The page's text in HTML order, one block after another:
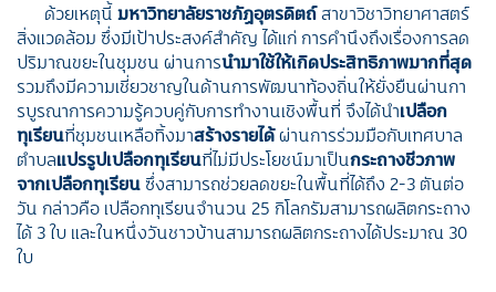
ด้วยเหตุนี้ มหาวิทยาลัยราชภัฏอุตรดิตถ์สาขาวิชาวิทยาศาสตร์
สิ่งแวดล้อม ซึ่งมีเป้าประสงค์สำคัญ ได้แก่ การคำนึงถึงเรื่องการลด
ปริมาณขยะในชุมชน ผ่านการนำมาใช้ให้เกิดประสิทธิภาพมากที่สุด
รวมถึงมีความเชี่ยวชาญในด้านการพัฒนาท้องถิ่นให้ยั่งยืนผ่านกา
รบูรณาการความรู้ควบคู่กับการทำงานเชิงพื้นที่ จึงได้นำเปลือก
ทุเรียนที่ชุมชนเหลือทิ้งมาสร้างรายได้ผ่านการร่วมมือกับเทศบาล
ตำบลแปรรูปเปลือกทุเรียนที่ไม่มีประโยชน์มาเป็นกระถางชีวภาพ
จากเปลือกทุเรียนซึ่งสามารถช่วยลดขยะในพื้นที่ได้ถึง 2-3 ตันต่อ
วัน กล่าวคือ เปลือกทุเรียนจำนวน 25 กิโลกรัมสามารถผลิตกระถาง
ได้ 3 ใบ และในหนึ่งวันชาวบ้านสามารถผลิตกระถางได้ประมาณ 30
ใบ